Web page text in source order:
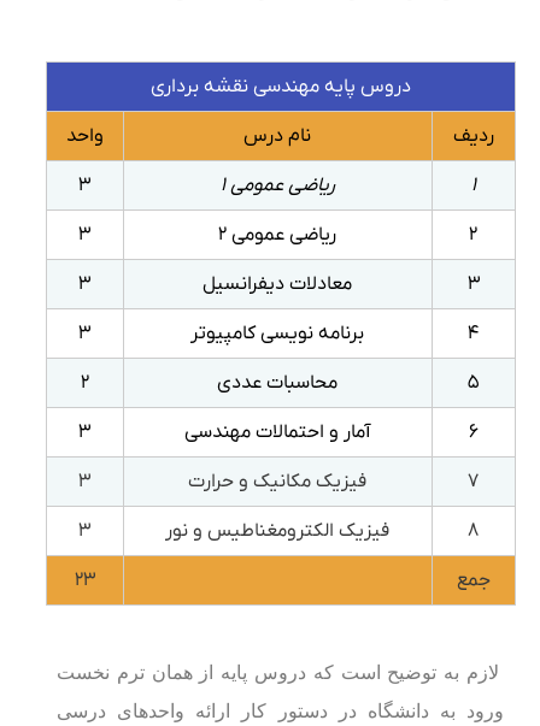
دروس پایه مهندسی نقشه برداری
ردیف نام درس واحد
۱ ریاضی عمومی ۱ ۳
۲ ریاضی عمومی ۲ ۳
۳ معادلات دیفرانسیل ۳
۴ برنامه نویسی کامپیوتر ۳
۵ محاسبات عددی ۲
۶ آمار و احتمالات مهندسی ۳
۷ فیزیک مکانیک و حرارت ۳
۸ فیزیک الکترومغناطیس و نور ۳
جمع ۲۳
لازم به توضیح است که دروس پایه از همان ترم نخست
ورود به دانشگاه در دستور کار ارائه واحدهای درسی